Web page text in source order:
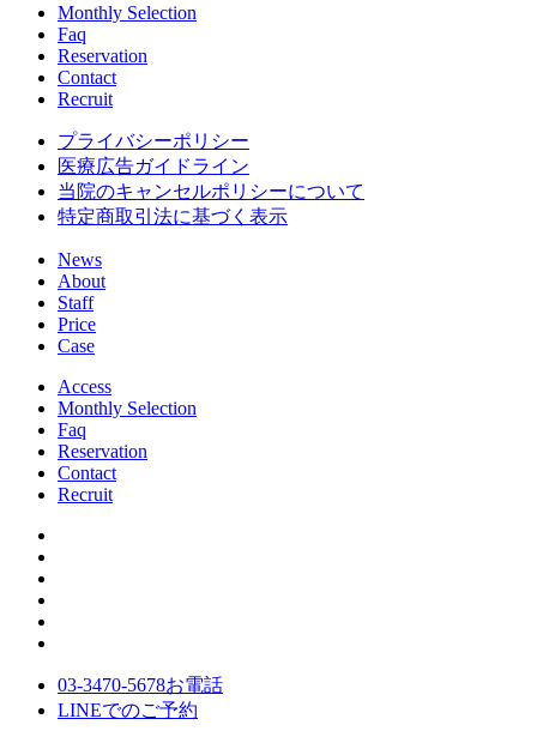
Monthly Selection
Faq
Reservation
Contact
Recruit
プライバシーポリシー
医療広告ガイドライン
当院のキャンセルポリシーについて
特定商取引法に基づく表示
News
About
Staff
Price
Case
Access
Monthly Selection
Faq
Reservation
Contact
Recruit
03-3470-5678お電話
LINEでのご予約